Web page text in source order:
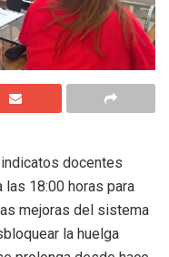
docentes
18:00 horas para
mejoras del sistema
la huelga